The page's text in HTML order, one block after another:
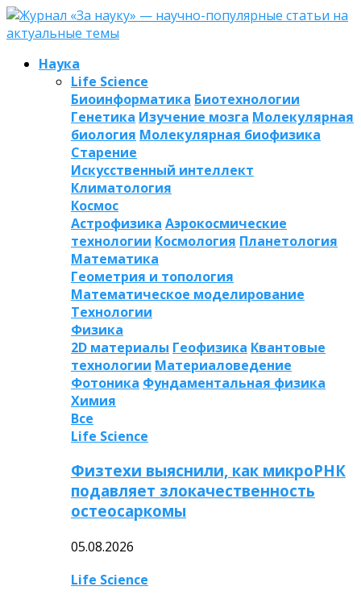
Наука
Life Science
Биоинформатика Биотехнологии
Генетика Изучение мозга Молекулярная
биология Молекулярная биофизика
Старение
Искусственный интеллект
Климатология
Космос
Астрофизика Аэрокосмические
технологии Космология Планетология
Математика
Геометрия и топология
Математическое моделирование
Технологии
Физика
2D материалы Геофизика Квантовые
технологии Материаловедение
Фотоника Фундаментальная физика
Химия
Все
Life Science
Физтехи выяснили, как микроРНК
подавляет злокачественность
остеосаркомы
05.08.2026
Life Science